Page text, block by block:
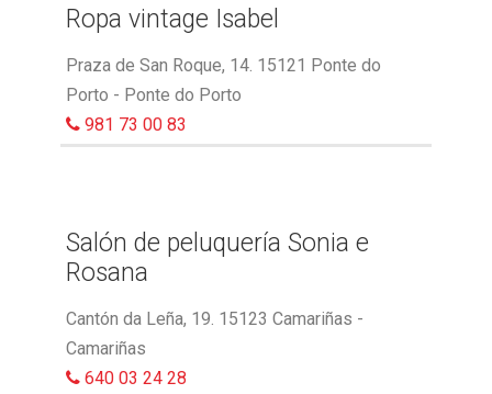
Ropa vintage Isabel
Praza de San Roque, 14. 15121 Ponte do
Porto - Ponte do Porto
981 73 00 83
Salón de peluquería Sonia e
Rosana
Cantón da Leña, 19. 15123 Camariñas -
Camariñas
640 03 24 28